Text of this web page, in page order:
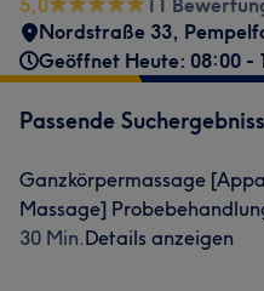
5,0
11
Nordstraße 33,
Geöffnet Heute: 08:00 -
Passende
Ganzkörpermassage
Massage]
30 Min.Details anzeigen